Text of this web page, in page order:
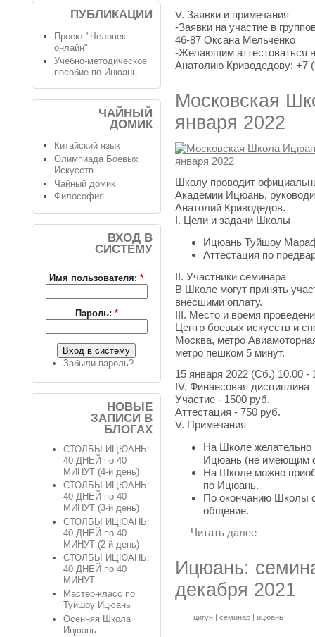
V. Заявки и примечания
-Заявки на участие в
46-87 Оксана Мельченко
-Желающим аттестоваться
Анатолию Криводедову: +7
Московская
января 2022
Школу проводит
Академии Ицюань,
Анатолий Криводедов.
I. Цели и задачи Школы
Ицюань Туйшоу
Аттестация по
II. Участники семинара
В Школе могут принять
внёсшими оплату.
III. Место и время
Центр боевых искусств и
Москва, метро
метро пешком 5 минут.
15 января 2022 (Сб.) 10.00 -
IV. Финансовая дисциплина
Участие - 1500 руб.
Аттестация - 750 руб.
V. Примечания
На Школе желательно
Ицюань (не имеющим
На Школе можно
по Ицюань.
По окончанию Школы
общение.
Читать далее
Ицюань:
декабря 2021
цигун |семинар |ицюань
ПУБЛИКАЦИИ
Проект "Человек
онлайн"
Учебно-методическое
пособие по Ицюань
ЧАЙНЫЙ
ДОМИК
Китайский язык
Олимпиада Боевых
Искусств
Чайный домик
Философия
ВХОД В
СИСТЕМУ
Имя пользователя: *
Пароль: *
Забыли пароль?
НОВЫЕ
ЗАПИСИ В
БЛОГАХ
СТОЛБЫ ИЦЮАНЬ:
40 ДНЕЙ по 40
МИНУТ (4-й день)
СТОЛБЫ ИЦЮАНЬ:
40 ДНЕЙ по 40
МИНУТ (3-й день)
СТОЛБЫ ИЦЮАНЬ:
40 ДНЕЙ по 40
МИНУТ (2-й день)
СТОЛБЫ ИЦЮАНЬ:
40 ДНЕЙ по 40
МИНУТ
Мастер-класс по
Туйшоу Ицюань
Осенняя Школа
Ицюань